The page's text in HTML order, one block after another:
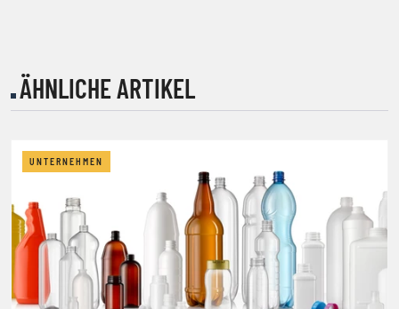
ÄHNLICHE ARTIKEL
UNTERNEHMEN